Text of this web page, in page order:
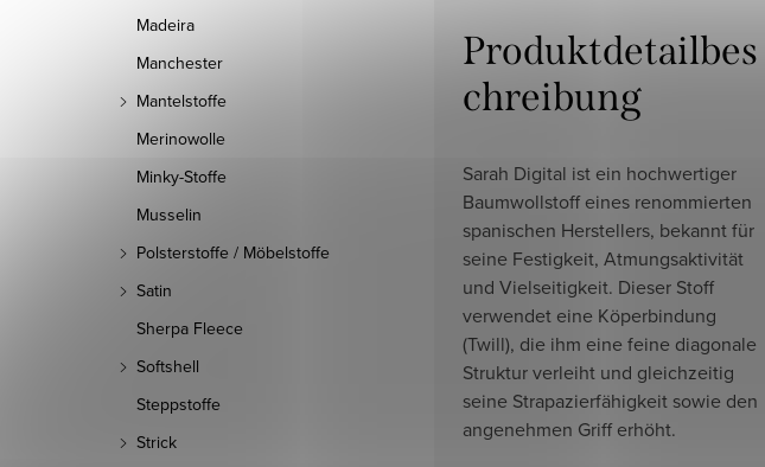
Madeira
Manchester
Mantelstoffe
Merinowolle
Minky-Stoffe
Musselin
Polsterstoffe / Möbelstoffe
Satin
Sherpa Fleece
Softshell
Steppstoffe
Strick
Produktdetailbes
chreibung
Sarah Digital ist ein hochwertiger
Baumwollstoff eines renommierten
spanischen Herstellers, bekannt für
seine Festigkeit, Atmungsaktivität
und Vielseitigkeit. Dieser Stoff
verwendet eine Köperbindung
(Twill), die ihm eine feine diagonale
Struktur verleiht und gleichzeitig
seine Strapazierfähigkeit sowie den
angenehmen Griff erhöht.